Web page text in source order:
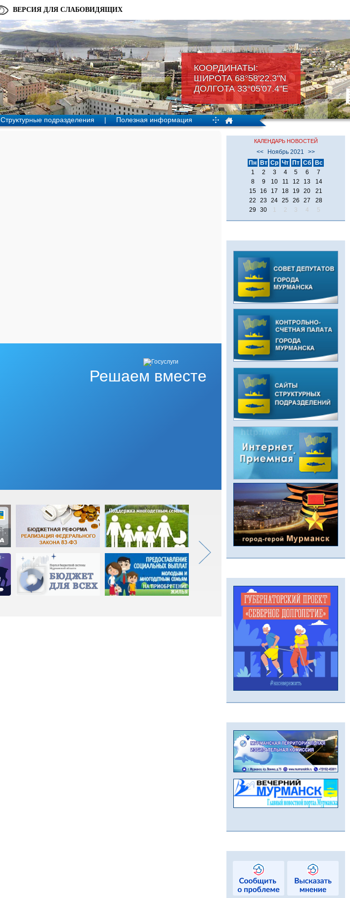
КООРДИНАТЫ:
ШИРОТА 68°58'22.3"N
ДОЛГОТА 33°05'07.4"Е
ВЕРСИЯ ДЛЯ СЛАБОВИДЯЩИХ
Структурные подразделения | Полезная информация
Решаем вместе
КАЛЕНДАРЬ НОВОСТЕЙ
<< Ноябрь 2021
>>
Пн
Вт Ср Чт Пт Сб
Вс
1
2 3 4 5 6
7
8
9 10 11 12 13
14
15
16 17 18 19 20
21
22
23 24 25 26 27
28
29
30 1 2 3 4 5